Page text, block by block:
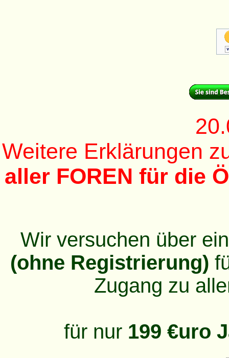
Weitere Erklärungen
aller FOREN für die
Wir versuchen über
(ohne Registrierung)
Zugang zu
für nur 199 €uro